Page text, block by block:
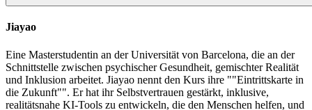
Jiayao
Eine Masterstudentin an der Universität von Barcelona, die an der
Schnittstelle zwischen psychischer Gesundheit, gemischter Realität
und Inklusion arbeitet. Jiayao nennt den Kurs ihre ""Eintrittskarte in
die Zukunft"". Er hat ihr Selbstvertrauen gestärkt, inklusive,
realitätsnahe KI-Tools zu entwickeln, die den Menschen helfen, und